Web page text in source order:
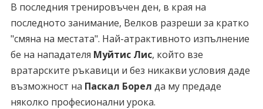
В последния тренировъчен ден, в края на
последното занимание, Велков разреши за кратко
"смяна на местата". Най-атрактивното изпълнение
бе на нападателя Муйтис Лис, който взе
вратарските ръкавици и без никакви условия даде
възможност на Паскал Борел да му предаде
няколко професионални урока.